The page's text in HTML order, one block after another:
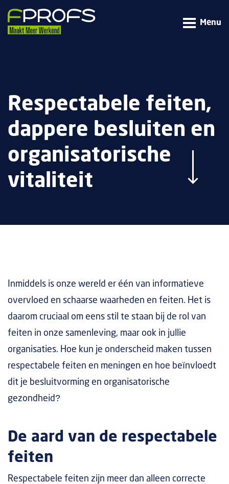
Menu
Respectabele feiten,
dappere besluiten en
organisatorische
vitaliteit
Inmiddels is onze wereld er één van informatieve
overvloed en schaarse waarheden en feiten. Het is
daarom cruciaal om eens stil te staan bij de rol van
feiten in onze samenleving, maar ook in jullie
organisaties. Hoe kun je onderscheid maken tussen
respectabele feiten en meningen en hoe beïnvloedt
dit je besluitvorming en organisatorische
gezondheid?
De aard van de respectabele
feiten
Respectabele feiten zijn meer dan alleen correcte